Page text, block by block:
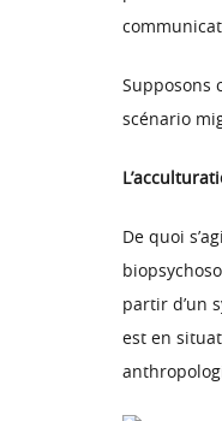
Supposons
scénario
De quoi
partir d’un
est en